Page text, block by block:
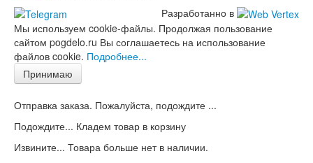
Разработанно в
Мы используем cookie-файлы. Продолжая пользование
сайтом pogdelo.ru Вы соглашаетесь на использование
файлов cookie. Подробнее...
Принимаю
Отправка заказа. Пожалуйста, подождите ...
Подождите... Кладем товар в корзину
Извините... Товара больше нет в наличии.